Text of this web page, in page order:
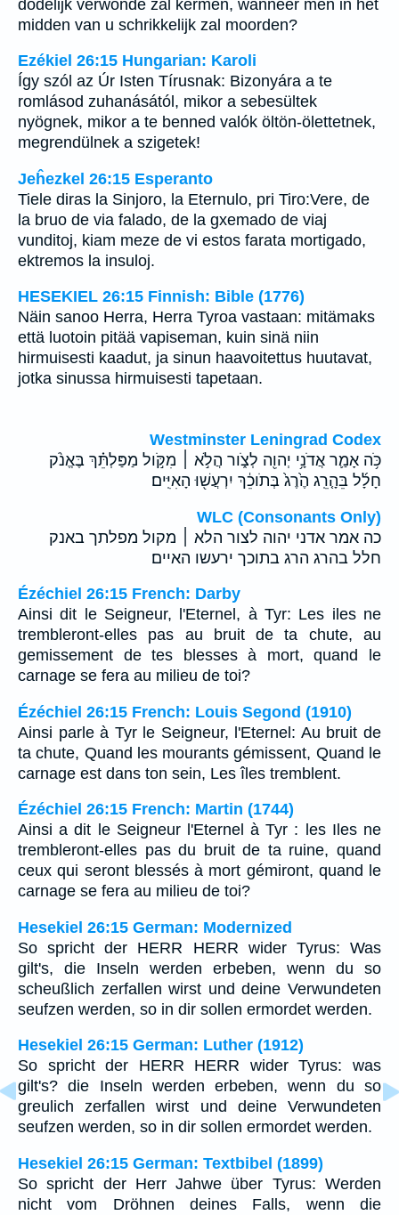
dodelijk verwonde zal kermen, wanneer men in het
midden van u schrikkelijk zal moorden?
Ezékiel 26:15 Hungarian: Karoli
Így szól az Úr Isten Tírusnak: Bizonyára a te
romlásod zuhanásától, mikor a sebesültek
nyögnek, mikor a te benned valók öltön-ölettetnek,
megrendülnek a szigetek!
Jeĥezkel 26:15 Esperanto
Tiele diras la Sinjoro, la Eternulo, pri Tiro:Vere, de
la bruo de via falado, de la gxemado de viaj
vunditoj, kiam meze de vi estos farata mortigado,
ektremos la insuloj.
HESEKIEL 26:15 Finnish: Bible (1776)
Näin sanoo Herra, Herra Tyroa vastaan: mitämaks
että luotoin pitää vapiseman, kuin sinä niin
hirmuisesti kaadut, ja sinun haavoitettus huutavat,
jotka sinussa hirmuisesti tapetaan.
Westminster Leningrad Codex
כֹּ֥ה אָמַ֛ר אֲדֹנָ֥י יְהוִ֖ה לְצֹ֑ור הֲלֹ֣א ׀ מִקֹּ֣ול מַפַּלְתֵּ֗ךְ בֶּאֱנֹ֨ק
חָלָ֜ל בֵּהָ֤רֵֽג הֶ֙רֶג֙ בְּתֹוכֵ֔ךְ יִרְעֲשׁ֖וּ הָאִיִּֽים׃
WLC (Consonants Only)
כה אמר אדני יהוה לצור הלא ׀ מקול מפלתך באנק
חלל בהרג הרג בתוכך ירעשו האיים׃
Ézéchiel 26:15 French: Darby
Ainsi dit le Seigneur, l'Eternel, à Tyr: Les iles ne
trembleront-elles pas au bruit de ta chute, au
gemissement de tes blesses à mort, quand le
carnage se fera au milieu de toi?
Ézéchiel 26:15 French: Louis Segond (1910)
Ainsi parle à Tyr le Seigneur, l'Eternel: Au bruit de
ta chute, Quand les mourants gémissent, Quand le
carnage est dans ton sein, Les îles tremblent.
Ézéchiel 26:15 French: Martin (1744)
Ainsi a dit le Seigneur l'Eternel à Tyr : les Iles ne
trembleront-elles pas du bruit de ta ruine, quand
ceux qui seront blessés à mort gémiront, quand le
carnage se fera au milieu de toi?
Hesekiel 26:15 German: Modernized
So spricht der HERR HERR wider Tyrus: Was
gilt's, die Inseln werden erbeben, wenn du so
scheußlich zerfallen wirst und deine Verwundeten
seufzen werden, so in dir sollen ermordet werden.
Hesekiel 26:15 German: Luther (1912)
So spricht der HERR HERR wider Tyrus: was
gilt's? die Inseln werden erbeben, wenn du so
greulich zerfallen wirst und deine Verwundeten
seufzen werden, so in dir sollen ermordet werden.
Hesekiel 26:15 German: Textbibel (1899)
So spricht der Herr Jahwe über Tyrus: Werden
nicht vom Dröhnen deines Falls, wenn die